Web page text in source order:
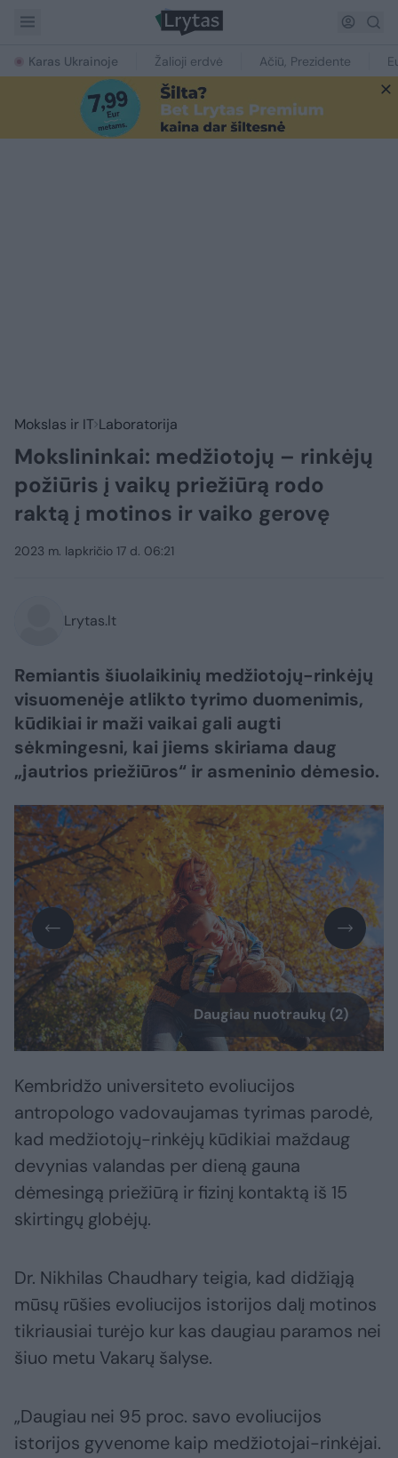
Karas Ukrainoje Žalioji erdvė Ačiū, Prezidente
Mokslas ir IT Laboratorija
Mokslininkai: medžiotojų – rinkėjų
požiūris į vaikų priežiūrą rodo
raktą į motinos ir vaiko gerovę
2023 m. lapkričio 17 d. 06:21
Lrytas.lt
Remiantis šiuolaikinių medžiotojų-rinkėjų
visuomenėje atlikto tyrimo duomenimis,
kūdikiai ir maži vaikai gali augti
sėkmingesni, kai jiems skiriama daug
„jautrios priežiūros“ ir asmeninio dėmesio.
Daugiau nuotraukų (2)
Kembridžo universiteto evoliucijos
antropologo vadovaujamas tyrimas parodė,
kad medžiotojų-rinkėjų kūdikiai maždaug
devynias valandas per dieną gauna
dėmesingą priežiūrą ir fizinį kontaktą iš 15
skirtingų globėjų.
Dr. Nikhilas Chaudhary teigia, kad didžiąją
mūsų rūšies evoliucijos istorijos dalį motinos
tikriausiai turėjo kur kas daugiau paramos nei
šiuo metu Vakarų šalyse.
„Daugiau nei 95 proc. savo evoliucijos
istorijos gyvenome kaip medžiotojai-rinkėjai.